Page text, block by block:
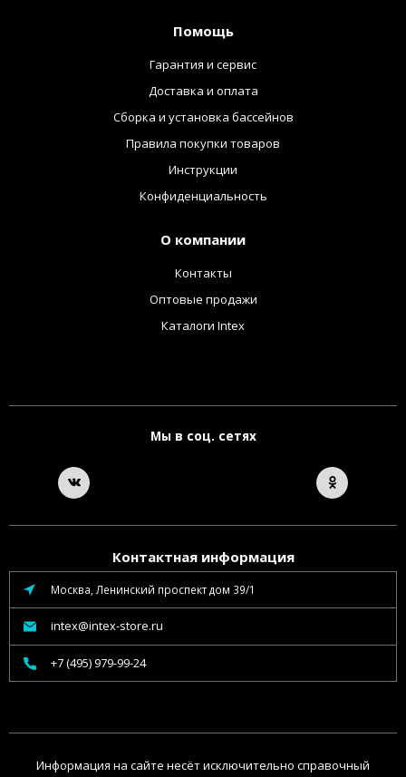
Помощь
Гарантия и сервис
Доставка и оплата
Сборка и установка бассейнов
Правила покупки товаров
Инструкции
Конфиденциальность
О компании
Контакты
Оптовые продажи
Каталоги Intex
Мы в соц. сетях
Контактная информация
Москва, Ленинский проспект дом 39/1
intex@intex-store.ru
+7 (495) 979-99-24
Информация на сайте несёт исключительно справочный